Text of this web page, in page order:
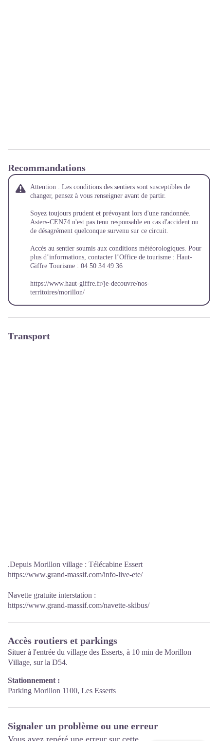
Recommandations
Attention : Les conditions des sentiers sont susceptibles de
changer, pensez à vous renseigner avant de partir.
Soyez toujours prudent et prévoyant lors d'une randonnée.
Asters-CEN74 n'est pas tenu responsable en cas d'accident ou
de désagrément quelconque survenu sur ce circuit.
Accès au sentier soumis aux conditions météorologiques. Pour
plus d’informations, contacter l’Office de tourisme : Haut-
Giffre Tourisme : 04 50 34 49 36
https://www.haut-giffre.fr/je-decouvre/nos-
territoires/morillon/
Transport
.Depuis Morillon village : Télécabine Essert
https://www.grand-massif.com/info-live-ete/
Navette gratuite interstation :
https://www.grand-massif.com/navette-skibus/
Accès routiers et parkings
Situer à l'entrée du village des Esserts, à 10 min de Morillon
Village, sur la D54.
Stationnement :
Parking Morillon 1100, Les Esserts
Signaler un problème ou une erreur
Vous avez repéré une erreur sur cette